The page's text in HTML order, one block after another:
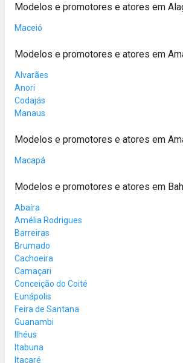
Modelos e promotores e atores em
Maceió
Modelos e promotores e atores em
Alvarães
Anori
Codajás
Manaus
Modelos e promotores e atores em
Macapá
Modelos e promotores e atores em
Abaíra
Amélia Rodrigues
Barreiras
Brumado
Cachoeira
Camaçari
Conceição do Coité
Eunápolis
Feira de Santana
Guanambi
Ilhéus
Itabuna
Itacaré